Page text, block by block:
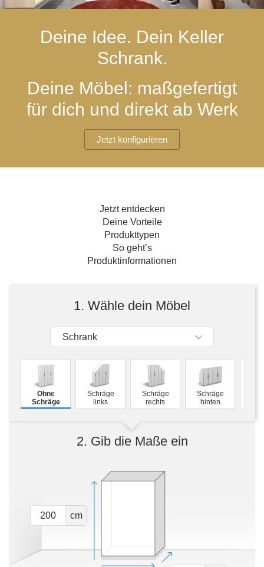
Schuhschrank
Hängeschrank
Hängeboard
TV-Möbel
Sideboard
Massivholz
Badregal
SpiegelschrankPolstermöbel
Sofa
Sessel
Hocker
Küche
Selection
Outdoorküche
der
Deine Idee. Dein Keller
Schrank.
Deine Möbel: maßgefertigt
für dich und direkt ab Werk
Jetzt konfigurieren
Jetzt entdecken
Deine Vorteile
Produkttypen
So geht’s
Produktinformationen
1. Wähle dein Möbel
Schrank
Ohne
Schräge
Schräge
links
Schräge
rechts
Schräge
hinten
2. Gib die Maße ein
cm
Kommoden
Massivholz-Schränke & -Regale
Wandboards